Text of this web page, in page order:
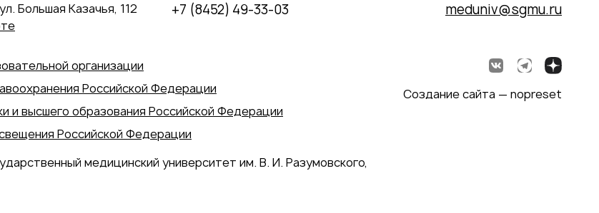
Большая Казачья, 112
+7 (8452) 49-33-03 meduniv@sgmu.ru
организации
Российской Федерации
и высшего образования Российской Федерации
Российской Федерации
медицинский университет им. В. И. Разумовского,
Создание сайта — nopreset